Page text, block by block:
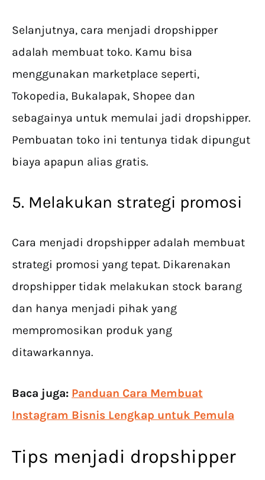
Selanjutnya, cara menjadi dropshipper
adalah membuat toko. Kamu bisa
menggunakan marketplace seperti,
Tokopedia, Bukalapak, Shopee dan
sebagainya untuk memulai jadi dropshipper.
Pembuatan toko ini tentunya tidak dipungut
biaya apapun alias gratis.
5. Melakukan strategi promosi
Cara menjadi dropshipper adalah membuat
strategi promosi yang tepat. Dikarenakan
dropshipper tidak melakukan stock barang
dan hanya menjadi pihak yang
mempromosikan produk yang
ditawarkannya.
Baca juga: Panduan Cara Membuat
Instagram Bisnis Lengkap untuk Pemula
Tips menjadi dropshipper